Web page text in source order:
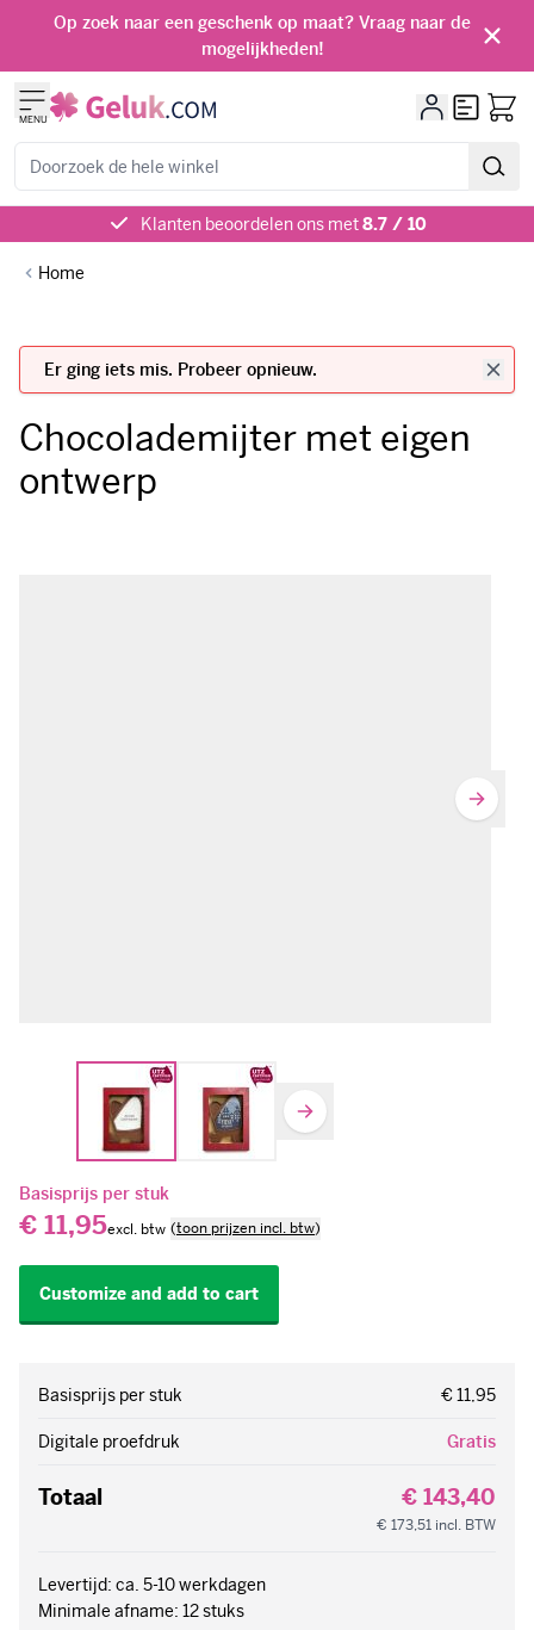
Ga naar de inhoud
Op zoek naar een geschenk op maat? Vraag naar de
mogelijkheden!
MENU
Offerte
Klanten beoordelen ons met8.7 / 10
Home
Er ging iets mis. Probeer opnieuw.
Chocolademijter met eigen
ontwerp
Basisprijs per stuk
€ 11,95 (toon prijzen incl. btw)
Customize and add to cart
Basisprijs per stuk € 11,95
Digitale proefdruk Gratis
Totaal € 143,40
€ 173,51 incl. BTW
Levertijd: ca. 5-10 werkdagen
Minimale afname: 12 stuks